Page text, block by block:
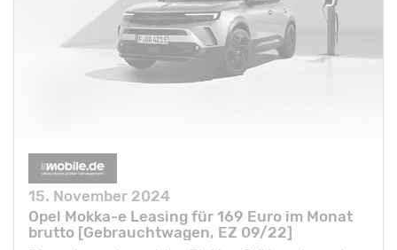
15. November 2024
Opel Mokka-e Leasing für 169 Euro im Monat
brutto [Gebrauchtwagen, EZ 09/22]